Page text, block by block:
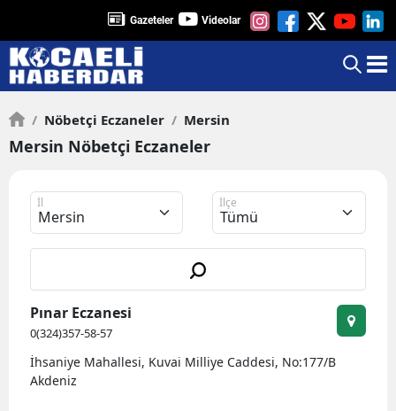
Gazeteler Videolar
/ Nöbetçi Eczaneler / Mersin
Mersin Nöbetçi Eczaneler
İl İlçe
Pınar Eczanesi
0(324)357-58-57
İhsaniye Mahallesi, Kuvai Milliye Caddesi, No:177/B
Akdeniz